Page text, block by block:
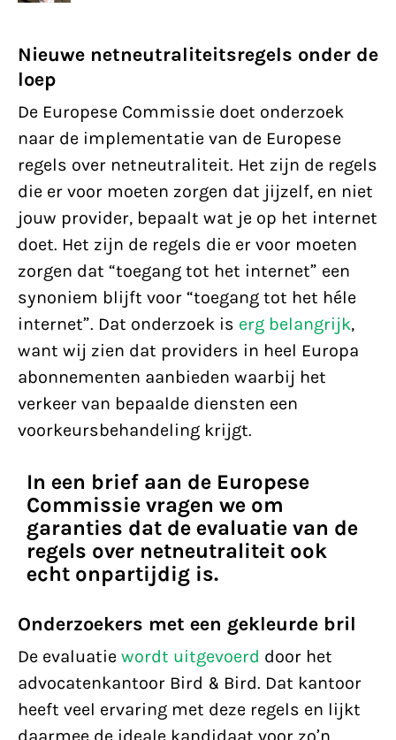
Nieuwe netneutraliteitsregels onder de
loep
De Europese Commissie doet onderzoek
naar de implementatie van de Europese
regels over netneutraliteit. Het zijn de regels
die er voor moeten zorgen dat jijzelf, en niet
jouw provider, bepaalt wat je op het internet
doet. Het zijn de regels die er voor moeten
zorgen dat “toegang tot het internet” een
synoniem blijft voor “toegang tot het héle
internet”. Dat onderzoek is erg belangrijk,
want wij zien dat providers in heel Europa
abonnementen aanbieden waarbij het
verkeer van bepaalde diensten een
voorkeursbehandeling krijgt.
In een brief aan de Europese
Commissie vragen we om
garanties dat de evaluatie van de
regels over netneutraliteit ook
echt onpartijdig is.
Onderzoekers met een gekleurde bril
De evaluatie wordt uitgevoerd door het
advocatenkantoor Bird & Bird. Dat kantoor
heeft veel ervaring met deze regels en lijkt